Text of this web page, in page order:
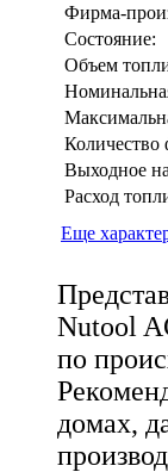
Фирма-
Состояние:
Объем
Количество
Выходное
Расход
Еще
Nutool
по
домах,